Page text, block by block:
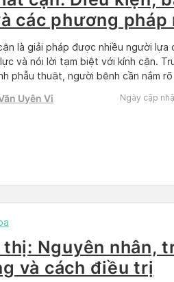
các phương pháp
nay
là giải pháp được nhiều người lựa
và nói lời tạm biệt với kính cận.
phẫu thuật, người bệnh cần nắm rõ
hiểu qua bài viết […]
Uyên Vi Ngày cập
Nguyên nhân,
và cách điều trị